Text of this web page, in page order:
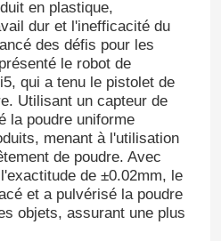
en plastique,
dur et l'inefficacité du
des défis pour les
le robot de
qui a tenu le pistolet de
Utilisant un capteur de
la poudre uniforme
menant à l'utilisation
de poudre. Avec
de ±0.02mm, le
et a pulvérisé la poudre
objets, assurant une plus